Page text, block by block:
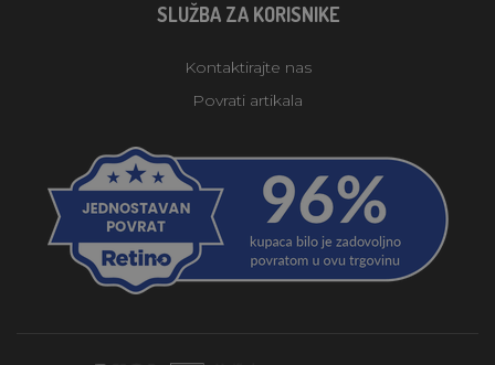
SLUŽBA ZA KORISNIKE
Kontaktirajte nas
Povrati artikala